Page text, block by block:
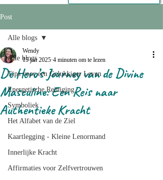
Post
Alle blogs
Tips voor een Gelukkiger Leven
Energetische Reiniging
Symboliek
Het Alfabet van de Ziel
Kaartlegging - Kleine Lenormand
Innerlijke Kracht
Affirmaties voor Zelfvertrouwen
Alle blogs
De Hero’s Journey van de Divine
Masculine: Een Reis naar
Authentieke Kracht
Wendy
15 jan 2025 4 minuten om te lezen